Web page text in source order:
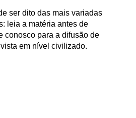
ser dito das mais variadas
leia a matéria antes de
conosco para a difusão de
em nível civilizado.